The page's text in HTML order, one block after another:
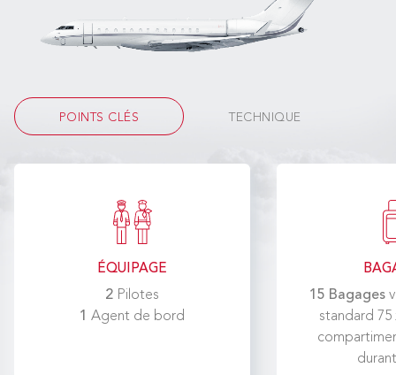
POINTS CLÉS TECHNIQUE
ÉQUIPAGE
2 Pilotes
1 Agent de bord
15 Bagages
standard 75